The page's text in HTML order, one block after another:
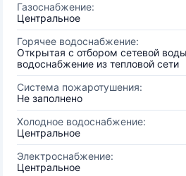
Газоснабжение:
Центральное
Горячее водоснабжение:
Открытая с отбором сетевой
водоснабжение из тепловой сети
Система пожаротушения:
Не заполнено
Холодное водоснабжение:
Центральное
Электроснабжение:
Центральное